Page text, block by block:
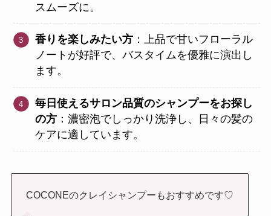
スムーズに。
香りを楽しみたい方 ：上品で甘いフローラル
ノートが好評で、バスタイムを優雅に演出し
ます。
毎日使えるサロン品質のシャンプーをお探し
の方 ：濃密泡でしっかり洗浄し、日々の髪の
ケアに適しています。
COCONEのクレイシャンプーもおすすめです♡